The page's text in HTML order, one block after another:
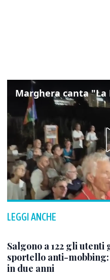
LEGGI ANCHE
Salgono a 122 gli
sportello anti-mobbing:
in due anni